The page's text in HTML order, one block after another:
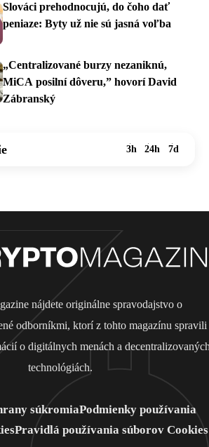
Slováci prehodnocujú, do čoho dať
peniaze: Byty už nie sú jasná voľba
„Centralizované burzy nezaniknú,
MiCA posilní dôveru,” hovorí David
Zábranský
3h 24h 7d
nájdete originálne spravodajstvo o
odborníkmi, ktorí z tohto magazínu spravili
o digitálnych menách a
technológiách.
súkromiaPodmienky používania
Pravidlá používania súborov Cookies